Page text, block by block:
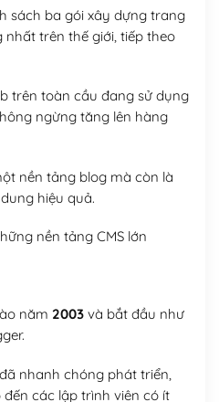
sách ba gói xây dựng trang
trên thế giới, tiếp theo
trên toàn cầu đang sử dụng
ngừng tăng lên hàng
nền tảng blog mà còn là
hiệu quả.
nền tảng CMS lớn
năm 2003và bắt đầu như
nhanh chóng phát triển,
các lập trình viên có ít